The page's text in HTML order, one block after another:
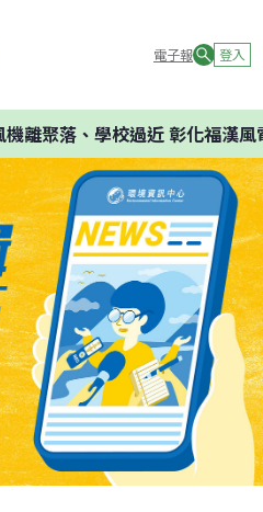
電子報 登入
離聚落、學校過近 彰化福漢風